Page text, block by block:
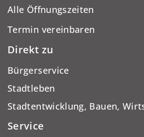
Alle Öffnungszeiten
Termin vereinbaren
Direkt zu
Bürgerservice
Stadtleben
Stadtentwicklung, Bauen,
Service